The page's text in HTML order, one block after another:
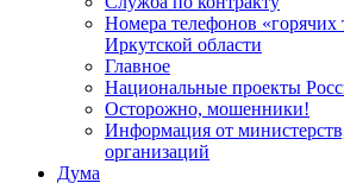
Номера телефонов
Иркутской области
Главное
Национальные проекты
Осторожно, мошенники!
Информация от
организаций
Дума